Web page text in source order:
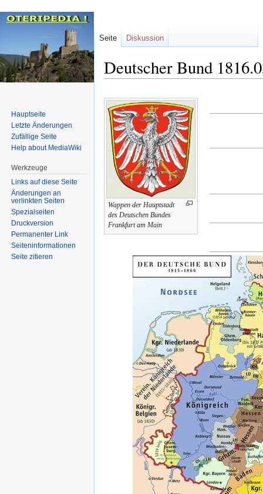
Deutscher Bund
Zur
Navigation
springen
Zur
Suche
springen
Wappen der Hauptstadt
des Deutschen Bundes
Frankfurt am Main
Seite Diskussion
Hauptseite
Letzte Änderungen
Zufällige Seite
Help about MediaWiki
Werkzeuge
Links auf diese Seite
Änderungen an
verlinkten Seiten
Spezialseiten
Druckversion
Permanenter Link
Seiten­informationen
Seite zitieren